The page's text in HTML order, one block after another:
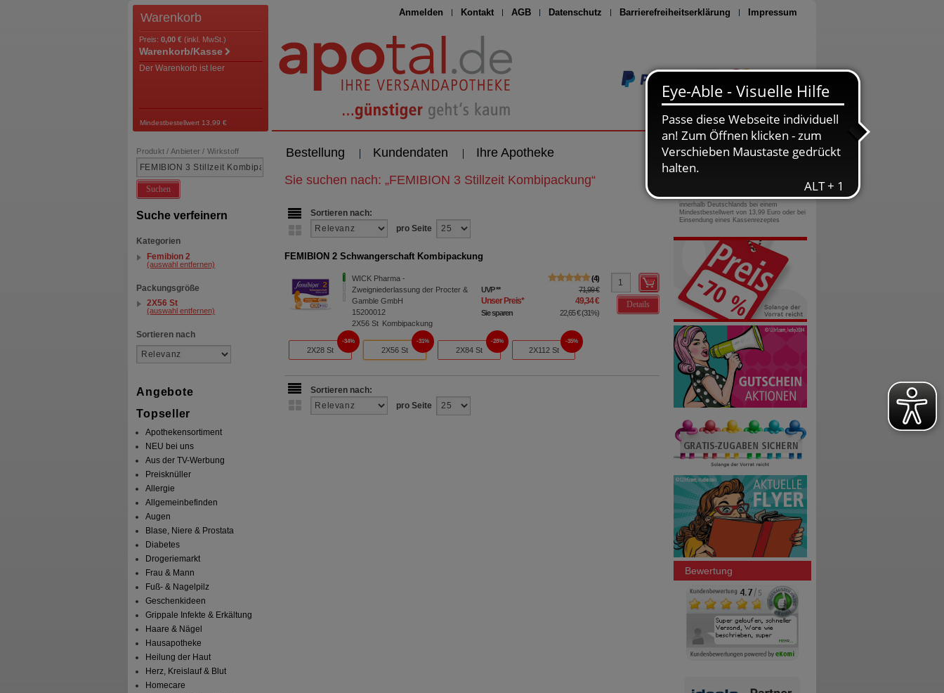
Anmelden Kontakt AGB Datenschutz Barrierefreiheitserklärung Impressum
Seite drucken
Warenkorb
Preis: 0,00 € (inkl. MwSt.)
Warenkorb/Kasse
Der Warenkorb ist leer
Mindestbestellwert 13,99 €
Bestellung Kundendaten Ihre Apotheke
Produkt / Anbieter / Wirkstoff
Suchen
Suche verfeinern
Kategorien
Femibion 2
(auswahl entfernen)
Packungsgröße
2X56 St
(auswahl entfernen)
Sortieren nach
Angebote
Topseller
Apothekensortiment
NEU bei uns
Aus der TV-Werbung
Preisknüller
Allergie
Allgemeinbefinden
Augen
Blase, Niere & Prostata
Diabetes
Drogeriemarkt
Frau & Mann
Fuß- & Nagelpilz
Geschenkideen
Grippale Infekte & Erkältung
Haare & Nägel
Hausapotheke
Heilung der Haut
Herz, Kreislauf & Blut
Homecare
Sie suchen nach: „FEMIBION 3 Stillzeit Kombipackung“
Sortieren nach:
pro Seite
FEMIBION 2 Schwangerschaft Kombipackung
WICK Pharma -
Zweigniederlassung der Procter &
Gamble GmbH
15200012
2X56St Kombipackung
4
UVP** 71,99 €
Unser Preis* 49,34 €
Sie sparen 22,65 €(31%)
Details
2X28 St
34%
2X56 St
31%
2X84 St
28%
2X112 St
35%
Sortieren nach:
pro Seite
0800-10 11 422
gebührenfreie Rufnummer
innerhalb Deutschlands bei einem
Mindestbestellwert von 13,99 Euro oder bei
Einsendung eines Kassenrezeptes
Bewertung